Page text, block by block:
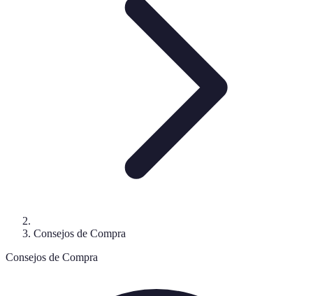
Consejos de Compra
Consejos de Compra